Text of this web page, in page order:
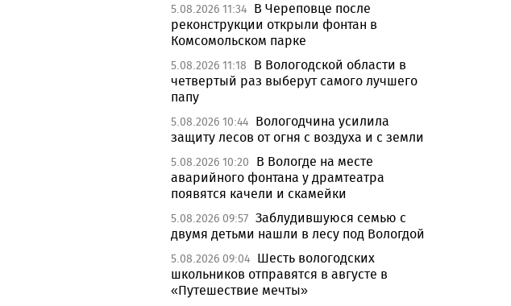
5.08.2026 11:34 В Череповце после
реконструкции открыли фонтан в
Комсомольском парке
5.08.2026 11:18
В Вологодской области в
четвертый раз выберут самого лучшего
папу
5.08.2026 10:44 Вологодчина усилила
защиту лесов от огня с воздуха и с земли
5.08.2026 10:20
В Вологде на месте
аварийного фонтана у драмтеатра
появятся качели и скамейки
5.08.2026 09:57 Заблудившуюся семью с
двумя детьми нашли в лесу под Вологдой
5.08.2026 09:04 Шесть вологодских
школьников отправятся в августе в
«Путешествие мечты»